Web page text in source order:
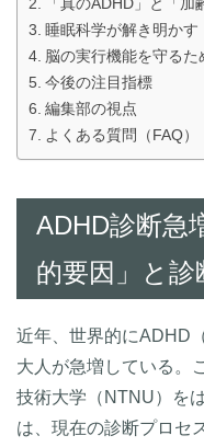
睡眠科学が解き明か
脳の実行機能を守るた
今後の注目指標
編集部の視点
よくある質問（FAQ）
ADHD診断急
的要因」と診
近年、世界的にADHD
大人が急増している。
技術大学（NTNU）を
は、現在の診断プロセ